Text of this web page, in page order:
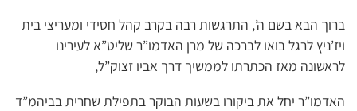
ברוך הבא בשם ה’, התרגשות רבה בקרב קהל חסידי ומעריצי בית
ויז’ניץ לרגל בואו לברכה של מרן האדמו”ר שליט”א לעירינו
לראשונה מאז הכתרתו לממשיך דרך אביו זצוק”ל,
האדמו”ר יחל את ביקורו בשעות הבוקר בתפילת שחרית בביהמ”ד